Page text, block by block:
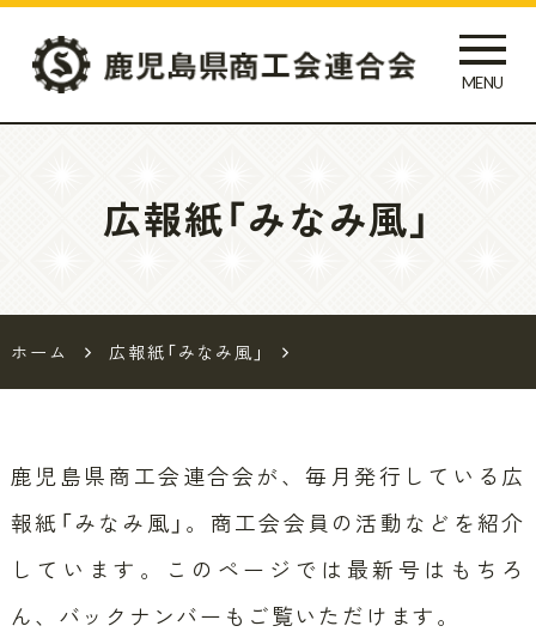
商工会連
MENU
広報紙「みなみ風」
ホーム 広報紙「みなみ風」
鹿児島県商工会連合会が、毎月発行している広
報紙「みなみ風」。 商工会会員の活動などを紹介
しています。
このページでは最新号はもちろ
ん、バックナンバーもご覧いただけます。